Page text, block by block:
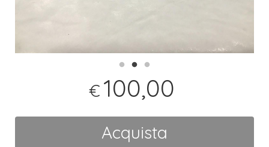
€ 100,00
Acquista